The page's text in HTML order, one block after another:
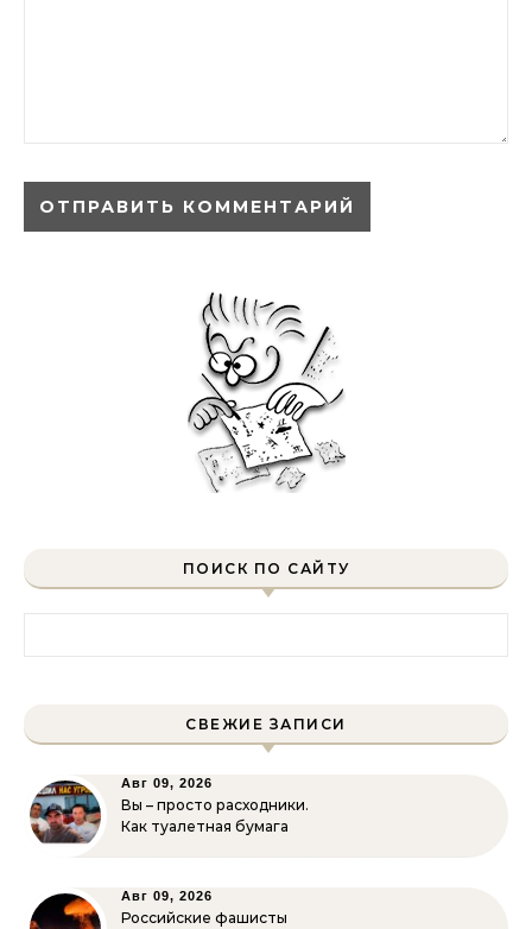
ПОИСК ПО САЙТУ
СВЕЖИЕ ЗАПИСИ
Авг 09, 2026
Вы – просто расходники.
Как туалетная бумага
Авг 09, 2026
Российские фашисты